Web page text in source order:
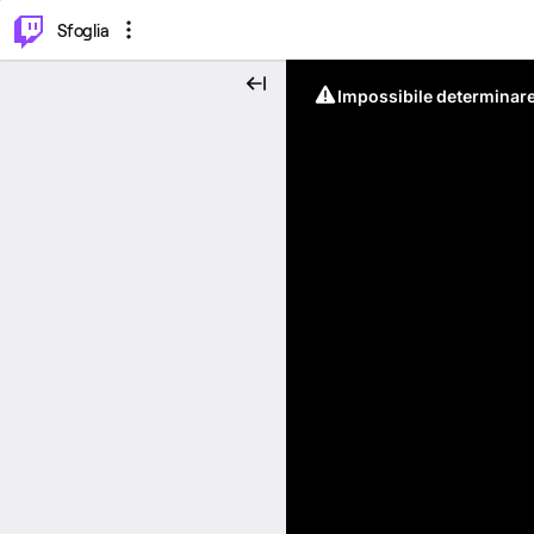
Sfoglia
Impossibile